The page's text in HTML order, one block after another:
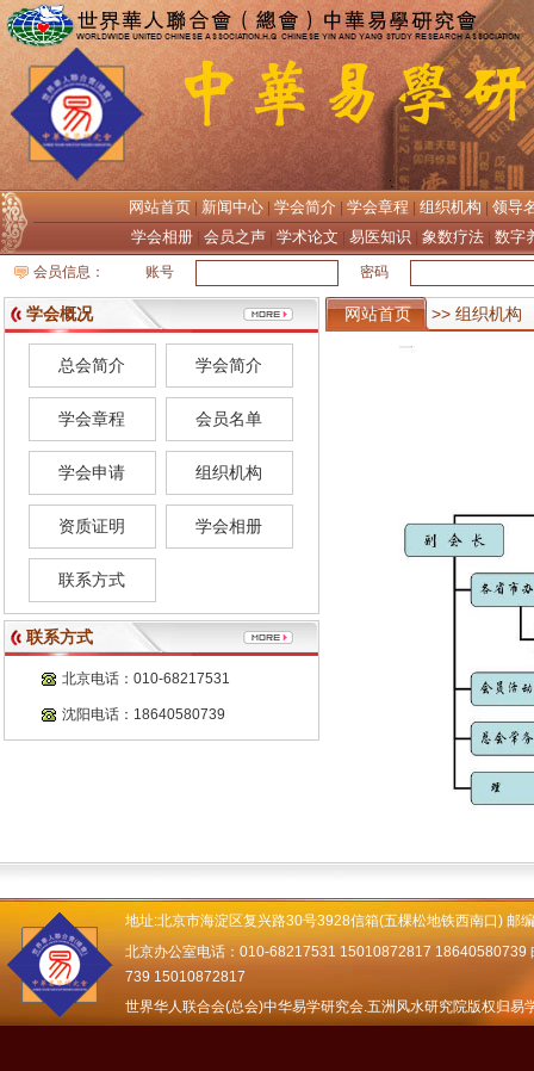
网站首页 新闻中心 学会简介 学会章程 组织机构
领导
学会相册 |会员之声 |学术论文 |易医知识 |象数疗法 |数字
会员信息： 账号 密码
学会概况
总会简介 学会简介
学会章程 会员名单
学会申请 组织机构
资质证明 学会相册
联系方式
联系方式
北京电话：010-68217531
沈阳电话：18640580739
网站首页 >> 组织机构
地址:北京市海淀区复兴路30号3928信箱(五棵松地铁西南口) 邮
北京办公室电话：010-68217531 15010872817
739 15010872817
世界华人联合会(总会)中华易学研究会.五洲风水研究院版权归易